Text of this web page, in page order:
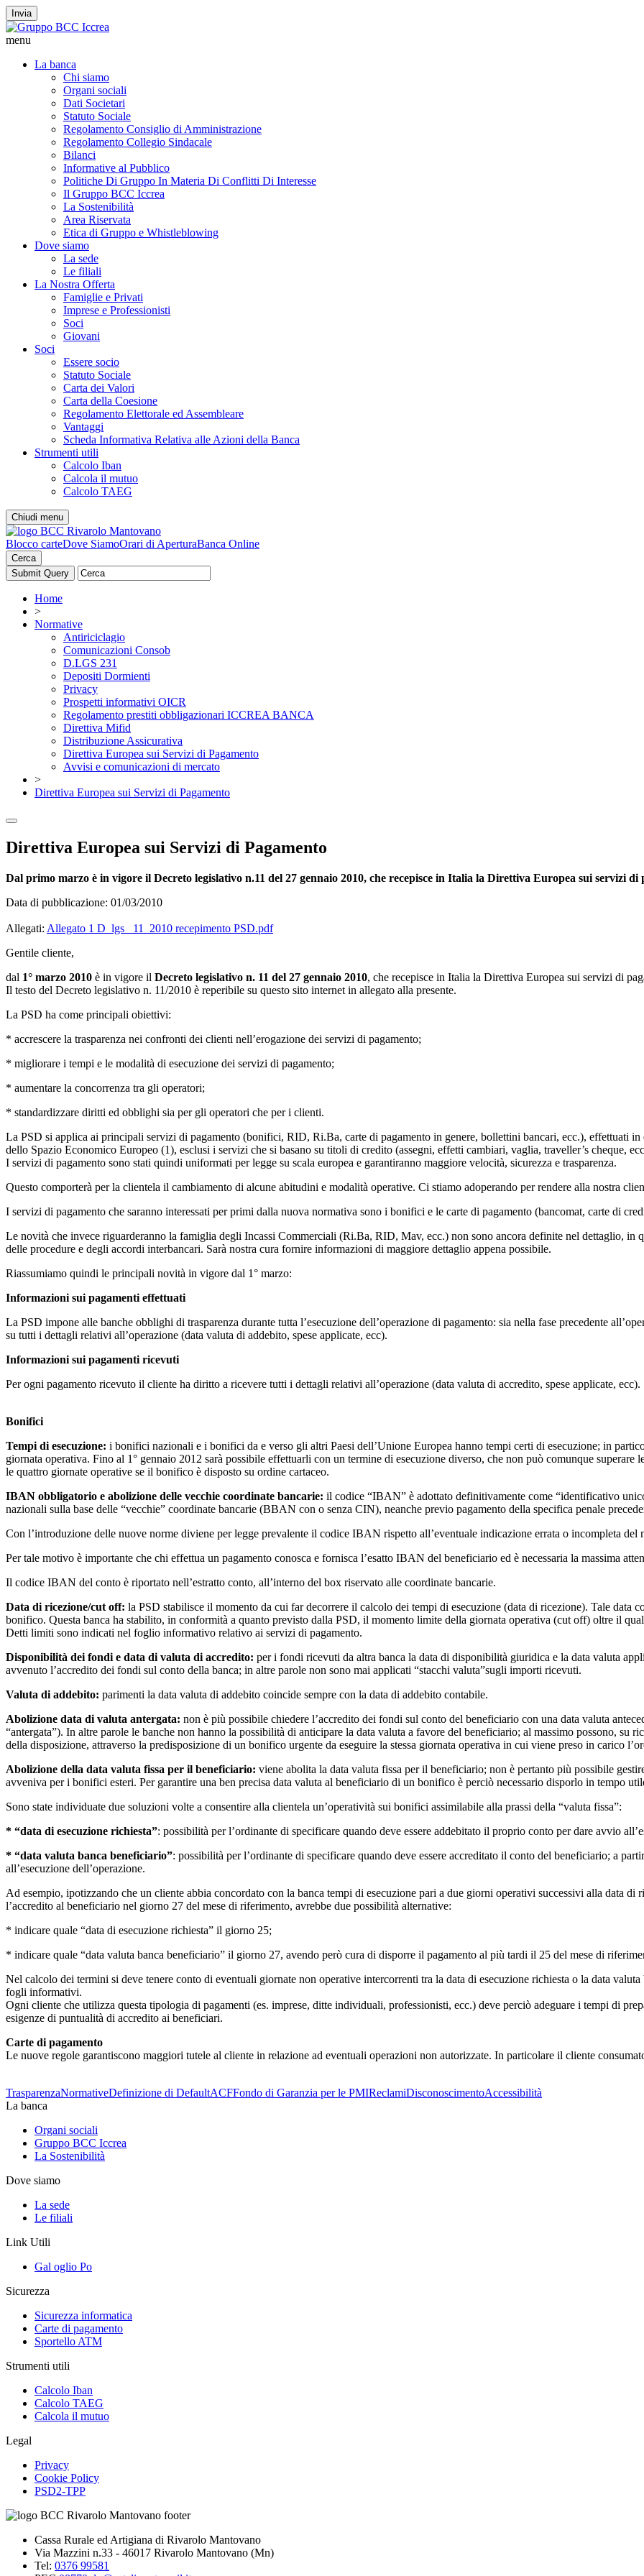
Invia
menu
La banca
Chi siamo
Organi sociali
Dati Societari
Statuto Sociale
Regolamento Consiglio di Amministrazione
Regolamento Collegio Sindacale
Bilanci
Informative al Pubblico
Politiche Di Gruppo In Materia Di Conflitti Di Interesse
Il Gruppo BCC Iccrea
La Sostenibilità
Area Riservata
Etica di Gruppo e Whistleblowing
Dove siamo
La sede
Le filiali
La Nostra Offerta
Famiglie e Privati
Imprese e Professionisti
Soci
Giovani
Soci
Essere socio
Statuto Sociale
Carta dei Valori
Carta della Coesione
Regolamento Elettorale ed Assembleare
Vantaggi
Scheda Informativa Relativa alle Azioni della Banca
Strumenti utili
Calcolo Iban
Calcola il mutuo
Calcolo TAEG
Chiudi menu
Blocco carteDove SiamoOrari di AperturaBanca Online
Cerca
Home
>
Normative
Antiriciclagio
Comunicazioni Consob
D.LGS 231
Depositi Dormienti
Privacy
Prospetti informativi OICR
Regolamento prestiti obbligazionari ICCREA BANCA
Direttiva Mifid
Distribuzione Assicurativa
Direttiva Europea sui Servizi di Pagamento
Avvisi e comunicazioni di mercato
>
Direttiva Europea sui Servizi di Pagamento
Direttiva Europea sui Servizi di Pagamento
Dal primo marzo è in vigore il Decreto legislativo n.11 del 27 gennaio 2010, che recepisce in Italia la Direttiva Europea sui servizi di
Data di pubblicazione: 01/03/2010
Allegati: Allegato 1 D_lgs_ 11_2010 recepimento PSD.pdf
Gentile cliente,
dal 1° marzo 2010 è in vigore il Decreto legislativo n. 11 del 27 gennaio 2010, che recepisce in Italia la Direttiva Europea sui servizi di
Il testo del Decreto legislativo n. 11/2010 è reperibile su questo sito internet in allegato alla presente.
La PSD ha come principali obiettivi:
* accrescere la trasparenza nei confronti dei clienti nell’erogazione dei servizi di pagamento;
* migliorare i tempi e le modalità di esecuzione dei servizi di pagamento;
* aumentare la concorrenza tra gli operatori;
* standardizzare diritti ed obblighi sia per gli operatori che per i clienti.
La PSD si applica ai principali servizi di pagamento (bonifici, RID, Ri.Ba, carte di pagamento in genere, bollettini bancari, ecc.), effettuati
dello Spazio Economico Europeo (1), esclusi i servizi che si basano su titoli di credito (assegni, effetti cambiari, vaglia, traveller’s cheque,
I servizi di pagamento sono stati quindi uniformati per legge su scala europea e garantiranno maggiore velocità, sicurezza e trasparenza.
Questo comporterà per la clientela il cambiamento di alcune abitudini e modalità operative. Ci stiamo adoperando per rendere alla nostra
I servizi di pagamento che saranno interessati per primi dalla nuova normativa sono i bonifici e le carte di pagamento (bancomat, carte di
Le novità che invece riguarderanno la famiglia degli Incassi Commerciali (Ri.Ba, RID, Mav, ecc.) non sono ancora definite nel dettaglio, in
delle procedure e degli accordi interbancari. Sarà nostra cura fornire informazioni di maggiore dettaglio appena possibile.
Riassumiamo quindi le principali novità in vigore dal 1° marzo:
Informazioni sui pagamenti effettuati
La PSD impone alle banche obblighi di trasparenza durante tutta l’esecuzione dell’operazione di pagamento: sia nella fase precedente
su tutti i dettagli relativi all’operazione (data valuta di addebito, spese applicate, ecc).
Informazioni sui pagamenti ricevuti
Per ogni pagamento ricevuto il cliente ha diritto a ricevere tutti i dettagli relativi all’operazione (data valuta di accredito, spese applicate, ecc).
Bonifici
Tempi di esecuzione: i bonifici nazionali e i bonifici da e verso gli altri Paesi dell’Unione Europea hanno tempi certi di esecuzione; in
giornata operativa. Fino al 1° gennaio 2012 sarà possibile effettuarli con un termine di esecuzione diverso, che non può comunque
le quattro giornate operative se il bonifico è disposto su ordine cartaceo.
IBAN obbligatorio e abolizione delle vecchie coordinate bancarie: il codice “IBAN” è adottato definitivamente come “identificativo
nazionali sulla base delle “vecchie” coordinate bancarie (BBAN con o senza CIN), neanche previo pagamento della specifica penale
Con l’introduzione delle nuove norme diviene per legge prevalente il codice IBAN rispetto all’eventuale indicazione errata o incompleta del
Per tale motivo è importante che chi effettua un pagamento conosca e fornisca l’esatto IBAN del beneficiario ed è necessaria la massima
Il codice IBAN del conto è riportato nell’estratto conto, all’interno del box riservato alle coordinate bancarie.
Data di ricezione/cut off: la PSD stabilisce il momento da cui far decorrere il calcolo dei tempi di esecuzione (data di ricezione). Tale data
bonifico. Questa banca ha stabilito, in conformità a quanto previsto dalla PSD, il momento limite della giornata operativa (cut off) oltre il
Detti limiti sono indicati nel foglio informativo relativo ai servizi di pagamento.
Disponibilità dei fondi e data di valuta di accredito: per i fondi ricevuti da altra banca la data di disponibilità giuridica e la data valuta
avvenuto l’accredito dei fondi sul conto della banca; in altre parole non sono mai applicati “stacchi valuta”sugli importi ricevuti.
Valuta di addebito: parimenti la data valuta di addebito coincide sempre con la data di addebito contabile.
Abolizione data di valuta antergata: non è più possibile chiedere l’accredito dei fondi sul conto del beneficiario con una data valuta
“antergata”). In altre parole le banche non hanno la possibilità di anticipare la data valuta a favore del beneficiario; al massimo possono, su
della disposizione, attraverso la predisposizione di un bonifico urgente da eseguire la stessa giornata operativa in cui viene preso in carico
Abolizione della data valuta fissa per il beneficiario: viene abolita la data valuta fissa per il beneficiario; non è pertanto più possibile
avveniva per i bonifici esteri. Per garantire una ben precisa data valuta al beneficiario di un bonifico è perciò necessario disporlo in tempo
Sono state individuate due soluzioni volte a consentire alla clientela un’operatività sui bonifici assimilabile alla prassi della “valuta fissa”:
* “data di esecuzione richiesta”: possibilità per l’ordinante di specificare quando deve essere addebitato il proprio conto per dare avvio
* “data valuta banca beneficiario”: possibilità per l’ordinante di specificare quando deve essere accreditato il conto del beneficiario; a
all’esecuzione dell’operazione.
Ad esempio, ipotizzando che un cliente abbia concordato con la banca tempi di esecuzione pari a due giorni operativi successivi alla data di
l’accredito al beneficiario nel giorno 27 del mese di riferimento, avrebbe due possibilità alternative:
* indicare quale “data di esecuzione richiesta” il giorno 25;
* indicare quale “data valuta banca beneficiario” il giorno 27, avendo però cura di disporre il pagamento al più tardi il 25 del mese di
Nel calcolo dei termini si deve tenere conto di eventuali giornate non operative intercorrenti tra la data di esecuzione richiesta o la data
fogli informativi.
Ogni cliente che utilizza questa tipologia di pagamenti (es. imprese, ditte individuali, professionisti, ecc.) deve perciò adeguare i tempi di
esigenze di puntualità di accredito ai beneficiari.
Carte di pagamento
Le nuove regole garantiscono maggiori tutele al cliente in relazione ad eventuali operazioni non autorizzate. In particolare il cliente
TrasparenzaNormativeDefinizione di DefaultACFFondo di Garanzia per le PMIReclamiDisconoscimentoAccessibilità
La banca
Organi sociali
Gruppo BCC Iccrea
La Sostenibilità
Dove siamo
La sede
Le filiali
Link Utili
Gal oglio Po
Sicurezza
Sicurezza informatica
Carte di pagamento
Sportello ATM
Strumenti utili
Calcolo Iban
Calcolo TAEG
Calcola il mutuo
Legal
Privacy
Cookie Policy
PSD2-TPP
Cassa Rurale ed Artigiana di Rivarolo Mantovano
Via Mazzini n.33 - 46017 Rivarolo Mantovano (Mn)
Tel: 0376 99581